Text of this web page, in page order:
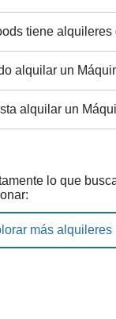
tiene
alquilar un
alquilar un
lo que
más alquileres